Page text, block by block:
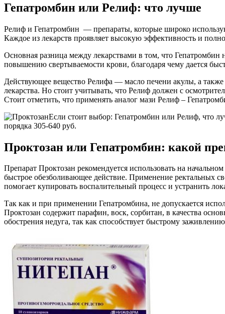
Гепатромбин или Релиф: что лучше
Релиф и Гепатромбин — препараты, которые широко
Каждое из лекарств проявляет высокую эффективность и
Основная разница между лекарствами в том, что
повышению свертываемости крови, благодаря чему дается
Действующее вещество Релифа — масло печени акулы, а
лекарства. Но стоит учитывать, что Релиф должен с
Стоит отметить, что применять аналог мази Релиф –
Если стоит выбор: Гепатромбин или Релиф, что
порядка 305-640 руб.
Проктозан или Гепатромбин: какой
Препарат Проктозан рекомендуется использовать на
быстрое обезболивающее действие. Применение ректальных
помогает купировать воспалительный процесс и устранить
Так как и при применении Гепатромбина, не допускается
Проктозан содержит парафин, воск, сорбитан, в качества
обострения недуга, так как способствует быстрому